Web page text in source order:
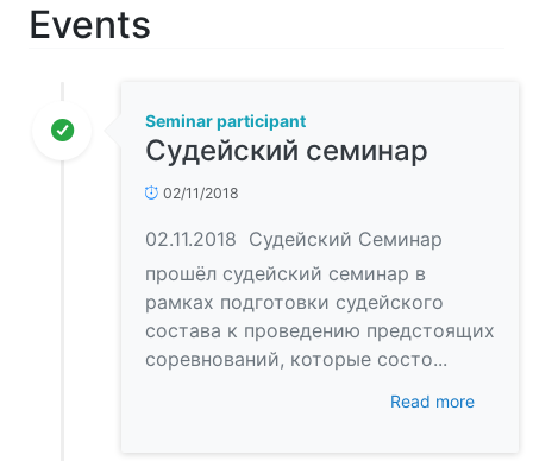
Events
Seminar participant
Судейский семинар
02/11/2018
02.11.2018 Судейский Семинар
прошёл судейский семинар в
рамках подготовки судейского
состава к проведению предстоящих
соревнований, которые состо...
Read more